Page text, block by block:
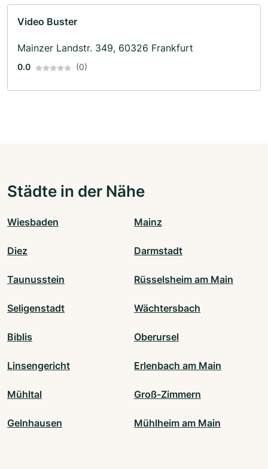
Video Buster
Mainzer Landstr. 349, 60326 Frankfurt
0.0 (0)
Städte in der Nähe
Wiesbaden Mainz
Diez Darmstadt
Taunusstein Rüsselsheim am Main
Seligenstadt Wächtersbach
Biblis Oberursel
Linsengericht Erlenbach am Main
Mühltal Groß-Zimmern
Gelnhausen Mühlheim am Main